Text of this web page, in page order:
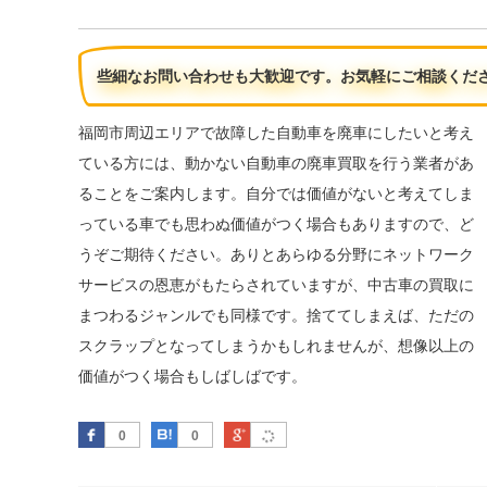
些細なお問い合わせも大歓迎です。お気軽にご相談くだ
福岡市周辺エリアで故障した自動車を廃車にしたいと考え
ている方には、動かない自動車の廃車買取を行う業者があ
ることをご案内します。自分では価値がないと考えてしま
っている車でも思わぬ価値がつく場合もありますので、ど
うぞご期待ください。ありとあらゆる分野にネットワーク
サービスの恩恵がもたらされていますが、中古車の買取に
まつわるジャンルでも同様です。捨ててしまえば、ただの
スクラップとなってしまうかもしれませんが、想像以上の
価値がつく場合もしばしばです。
0
Facebook 0
はてなブックマーク
Google Plus